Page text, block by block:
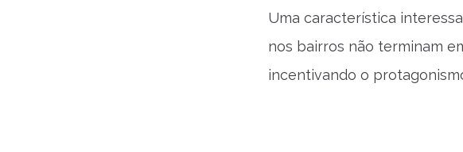
Uma característica
nos bairros não terminam
incentivando o